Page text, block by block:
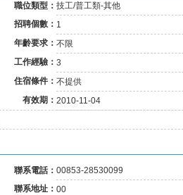
首三月失業率維持1.....
正對有關兩工種最低....
澳總體失業率維持1.....
五月份參團旅客按年....
職位類型： 技工/普工類-其他
招聘個數： 1
年齡要求： 不限
工作經驗： 3
住宿條件： 不提供
有效期： 2010-11-04
聯系電話： 00853-28530099
聯系地址： 00